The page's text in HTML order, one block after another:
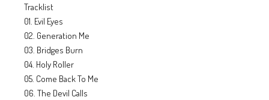
Tracklist
01. Evil Eyes
02. Generation Me
03. Bridges Burn
04. Holy Roller
05. Come Back To Me
06. The Devil Calls